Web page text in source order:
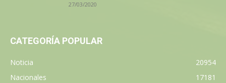
27/03/2020
CATEGORÍA POPULAR
Noticia
20954
Nacionales
17181